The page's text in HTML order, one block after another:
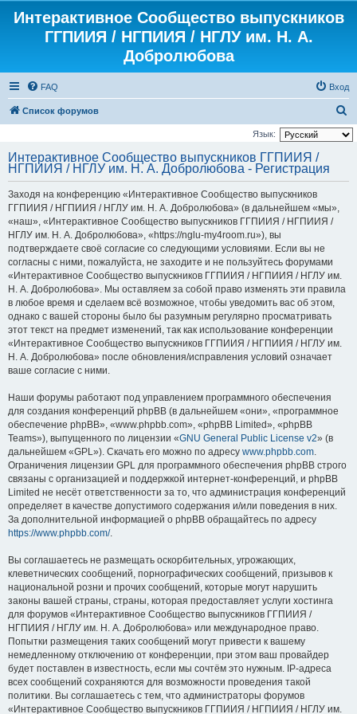
Интерактивное Сообщество выпускников
ГГПИИЯ / НГПИИЯ / НГЛУ им. Н. А.
Добролюбова
FAQ Вход
Список форумов
о
Язык:
Интерактивное Сообщество выпускников ГГПИИЯ /
НГПИИЯ / НГЛУ им. Н. А. Добролюбова - Регистрация
Заходя на конференцию «Интерактивное Сообщество выпускников
ГГПИИЯ / НГПИИЯ / НГЛУ им. Н. А. Добролюбова» (в дальнейшем «мы»,
«наш», «Интерактивное Сообщество выпускников ГГПИИЯ / НГПИИЯ /
НГЛУ им. Н. А. Добролюбова», «https://nglu-my4room.ru»), вы
подтверждаете своё согласие со следующими условиями. Если вы не
согласны с ними, пожалуйста, не заходите и не пользуйтесь форумами
«Интерактивное Сообщество выпускников ГГПИИЯ / НГПИИЯ / НГЛУ им.
Н. А. Добролюбова». Мы оставляем за собой право изменять эти правила
в любое время и сделаем всё возможное, чтобы уведомить вас об этом,
однако с вашей стороны было бы разумным регулярно просматривать
этот текст на предмет изменений, так как использование конференции
«Интерактивное Сообщество выпускников ГГПИИЯ / НГПИИЯ / НГЛУ им.
Н. А. Добролюбова» после обновления/исправления условий означает
ваше согласие с ними.
Наши форумы работают под управлением программного обеспечения
для создания конференций phpBB (в дальнейшем «они», «программное
обеспечение phpBB», «www.phpbb.com», «phpBB Limited», «phpBB
Teams»), выпущенного по лицензии «GNU General Public License v2» (в
дальнейшем «GPL»). Скачать его можно по адресу www.phpbb.com.
Ограничения лицензии GPL для программного обеспечения phpBB строго
связаны с организацией и поддержкой интернет-конференций, и phpBB
Limited не несёт ответственности за то, что администрация конференций
определяет в качестве допустимого содержания и/или поведения в них.
За дополнительной информацией о phpBB обращайтесь по адресу
https://www.phpbb.com/.
Вы соглашаетесь не размещать оскорбительных, угрожающих,
клеветнических сообщений, порнографических сообщений, призывов к
национальной розни и прочих сообщений, которые могут нарушить
законы вашей страны, страны, которая предоставляет услуги хостинга
для форумов «Интерактивное Сообщество выпускников ГГПИИЯ /
НГПИИЯ / НГЛУ им. Н. А. Добролюбова» или международное право.
Попытки размещения таких сообщений могут привести к вашему
немедленному отключению от конференции, при этом ваш провайдер
будет поставлен в известность, если мы сочтём это нужным. IP-адреса
всех сообщений сохраняются для возможности проведения такой
политики. Вы соглашаетесь с тем, что администраторы форумов
«Интерактивное Сообщество выпускников ГГПИИЯ / НГПИИЯ / НГЛУ им.